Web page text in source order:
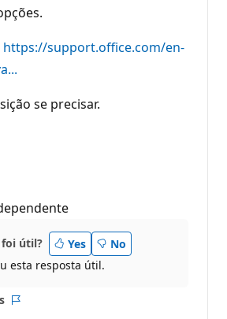
https://support.office.com/en-
se precisar.
foi útil? Yes
No
esta resposta útil.